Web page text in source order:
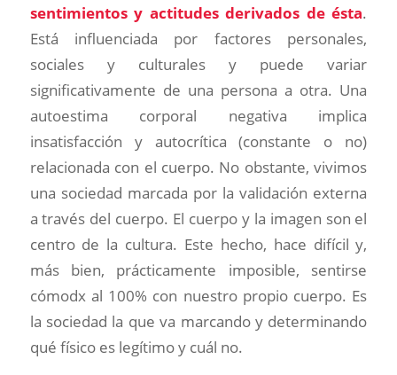
sentimientos y actitudes derivados de ésta.
Está influenciada por factores personales,
sociales y culturales y puede variar
significativamente de una persona a otra. Una
autoestima corporal negativa implica
insatisfacción y autocrítica (constante o no)
relacionada con el cuerpo. No obstante, vivimos
una sociedad marcada por la validación externa
a través del cuerpo. El cuerpo y la imagen son el
centro de la cultura. Este hecho, hace difícil y,
más bien, prácticamente imposible, sentirse
cómodx al 100% con nuestro propio cuerpo. Es
la sociedad la que va marcando y determinando
qué físico es legítimo y cuál no.